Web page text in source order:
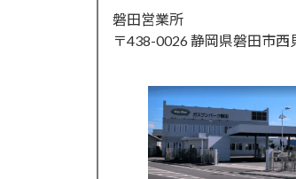
磐田営業所
〒438-0026 静岡県磐田市